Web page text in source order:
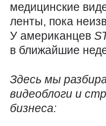
медицинские
ленты, пока
У американцев
в ближайшие
Здесь мы
видеоблоги и
бизнеса: